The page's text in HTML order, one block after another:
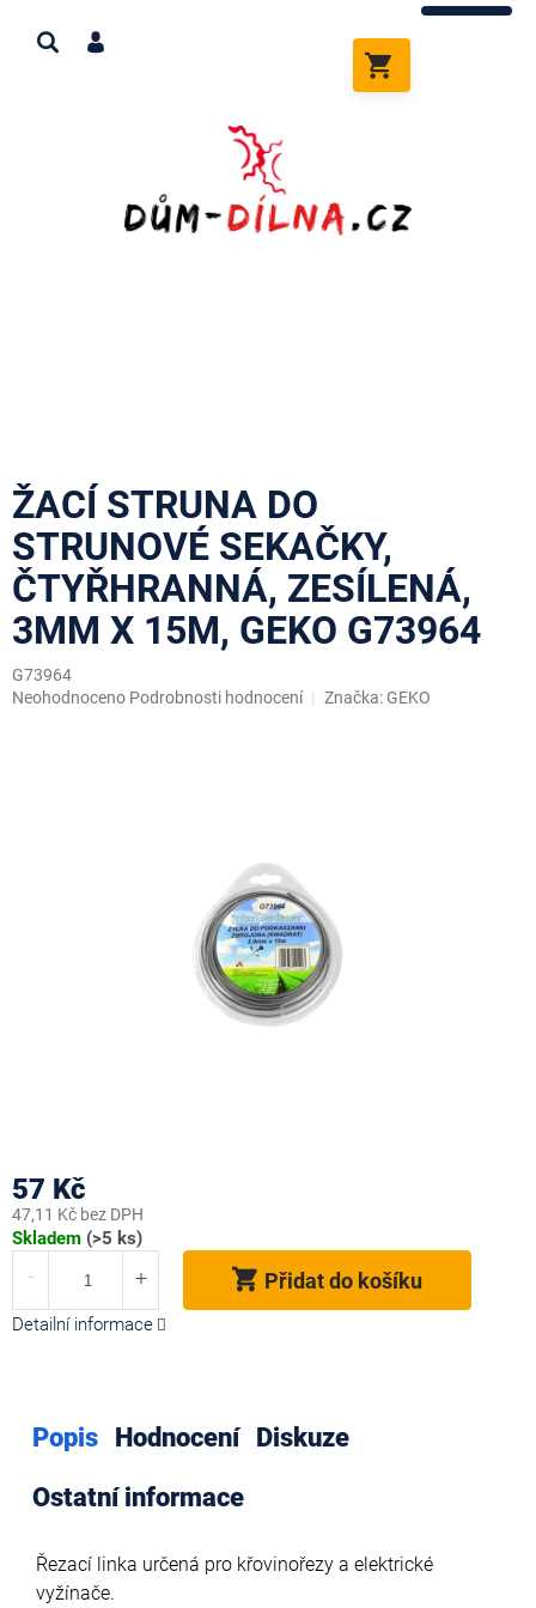
obsah
KOŠÍK
ŽACÍ STRUNA DO
STRUNOVÉ SEKAČKY,
ČTYŘHRANNÁ, ZESÍLENÁ,
3MM X 15M, GEKO G73964
G73964
Průměrné
Neohodnoceno Podrobnosti hodnocení Značka: GEKO
57 Kč
47,11 Kč bez DPH
Měrná
Skladem (>5 ks)
Přidat do košíku
Detailní informace
Popis Hodnocení
Diskuze
Ostatní informace
Řezací linka určená pro křovinořezy a elektrické
vyžínače.